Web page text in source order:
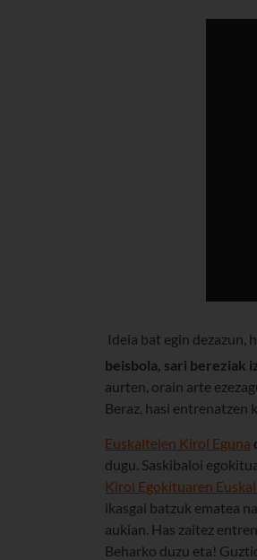
Ideia bat egin dezazun,
beisbola, sari bereziak
aurten, orain arte
Beraz, hasi entrenatzen
Euskaltelen Kirol Eguna
dugu. Saskibaloi
Kirol Egokituaren
ikasgai batzuk ematea
aukian. Has zaitez
Beharko duzu eta!